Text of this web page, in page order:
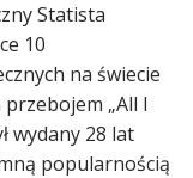
Statista
10
na świecie
„All I
wydany 28 lat
popularnością